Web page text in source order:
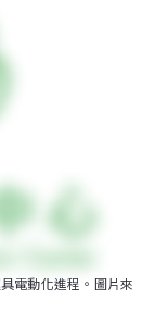
電動化進程。圖片來